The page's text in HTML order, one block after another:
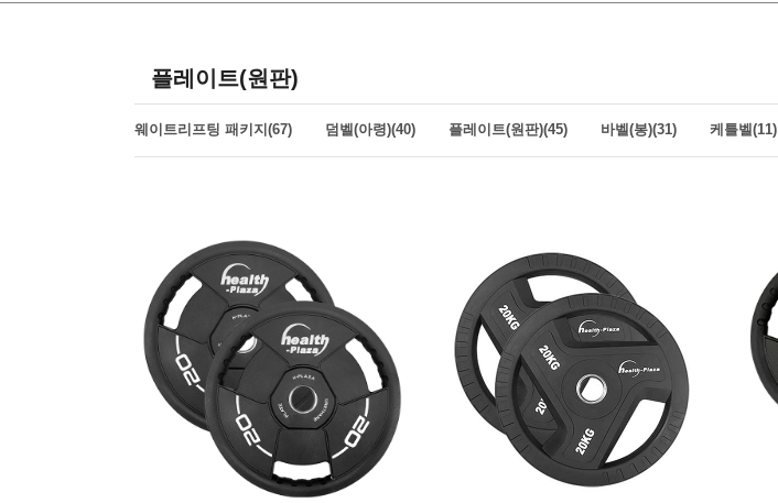
플레이트(원판)
웨이트리프팅 패키지(67) 덤벨(아령)(40) 플레이트(원판)(45) 바벨(봉)(31) 케틀벨(11)